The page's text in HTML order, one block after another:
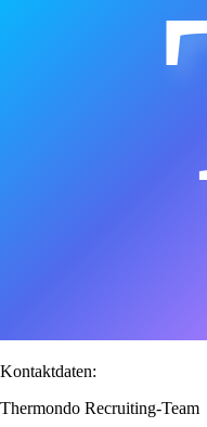
Kontaktdaten:
Thermondo Recruiting-Team